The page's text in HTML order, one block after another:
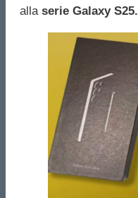
alla serie Galaxy S25.